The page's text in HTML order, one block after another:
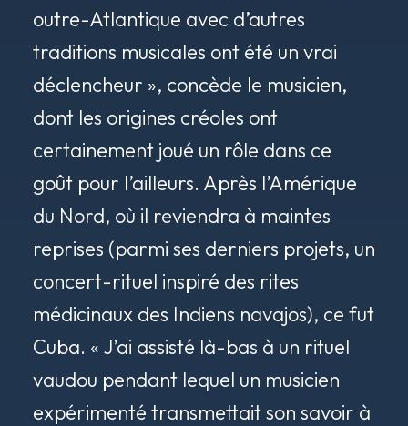
outre-Atlantique avec d’autres
traditions musicales ont été un vrai
déclencheur », concède le musicien,
dont les origines créoles ont
certainement joué un rôle dans ce
goût pour l’ailleurs. Après l’Amérique
du Nord, où il reviendra à maintes
reprises (parmi ses derniers projets, un
concert-rituel inspiré des rites
médicinaux des Indiens navajos), ce fut
Cuba. « J’ai assisté là-bas à un rituel
vaudou pendant lequel un musicien
expérimenté transmettait son savoir à